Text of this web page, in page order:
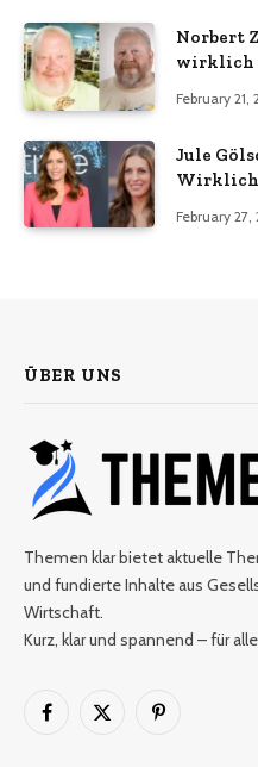
Norbert
wirklich
February 21,
Jule
Wirklich
February 27,
ÜBER UNS
Themen klar bietet aktuelle
und fundierte Inhalte aus
Wirtschaft.
Kurz, klar und spannend – für
Facebook
X
Pinterest